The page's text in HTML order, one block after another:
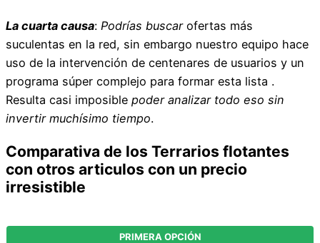
La cuarta causa: Podrías buscarofertas más
suculentas en la red, sin embargo nuestro equipo hace
uso de la intervención de centenares de usuarios y un
programa súper complejo para formar esta lista .
Resulta casi imposible poder analizar todo eso sin
invertir muchísimo tiempo.
Comparativa de los Terrarios flotantes
con otros articulos con un precio
irresistible
PRIMERA OPCIÓN